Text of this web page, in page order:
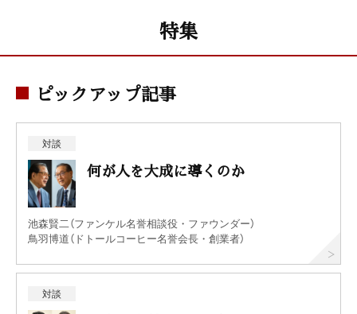
特集
ピックアップ記事
対談
何が人を大成に導くのか
池森賢二（ファンケル名誉相談役・ファウンダー）
鳥羽博道（ドトールコーヒー名誉会長・創業者）
対談